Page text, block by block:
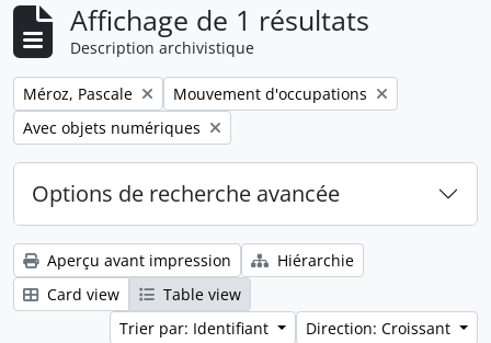
Affichage de 1 résultats
Description archivistique
Remove filter:
Méroz, Pascale Remove filter:
Mouvement d'occupations
Remove filter:
Avec objets numériques
Options de recherche avancée
Aperçu avant impression
Hiérarchie
Card view
Table view
Trier par: Identifiant
Direction: Croissant